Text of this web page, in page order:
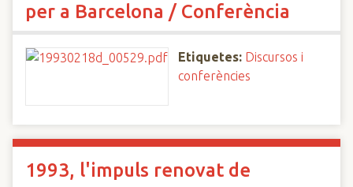
per a Barcelona / Conferència
Etiquetes: Discursos i
conferències
1993, l'impuls renovat de